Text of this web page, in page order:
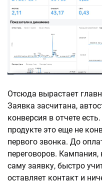
Отсюда вырастает
Заявка засчитана,
конверсия в отчете
продукте это еще не
первого звонка. До
переговоров.
саму заявку, быстро
оставляет контакт и